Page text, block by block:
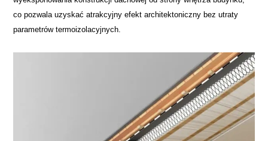
co pozwala uzyskać atrakcyjny efekt architektoniczny bez utraty
parametrów termoizolacyjnych.